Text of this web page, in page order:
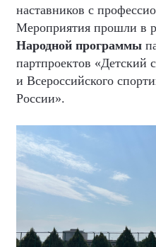
наставников с
Мероприятия прошли в
Народной программы
партпроектов «Детский
и Всероссийского
России».